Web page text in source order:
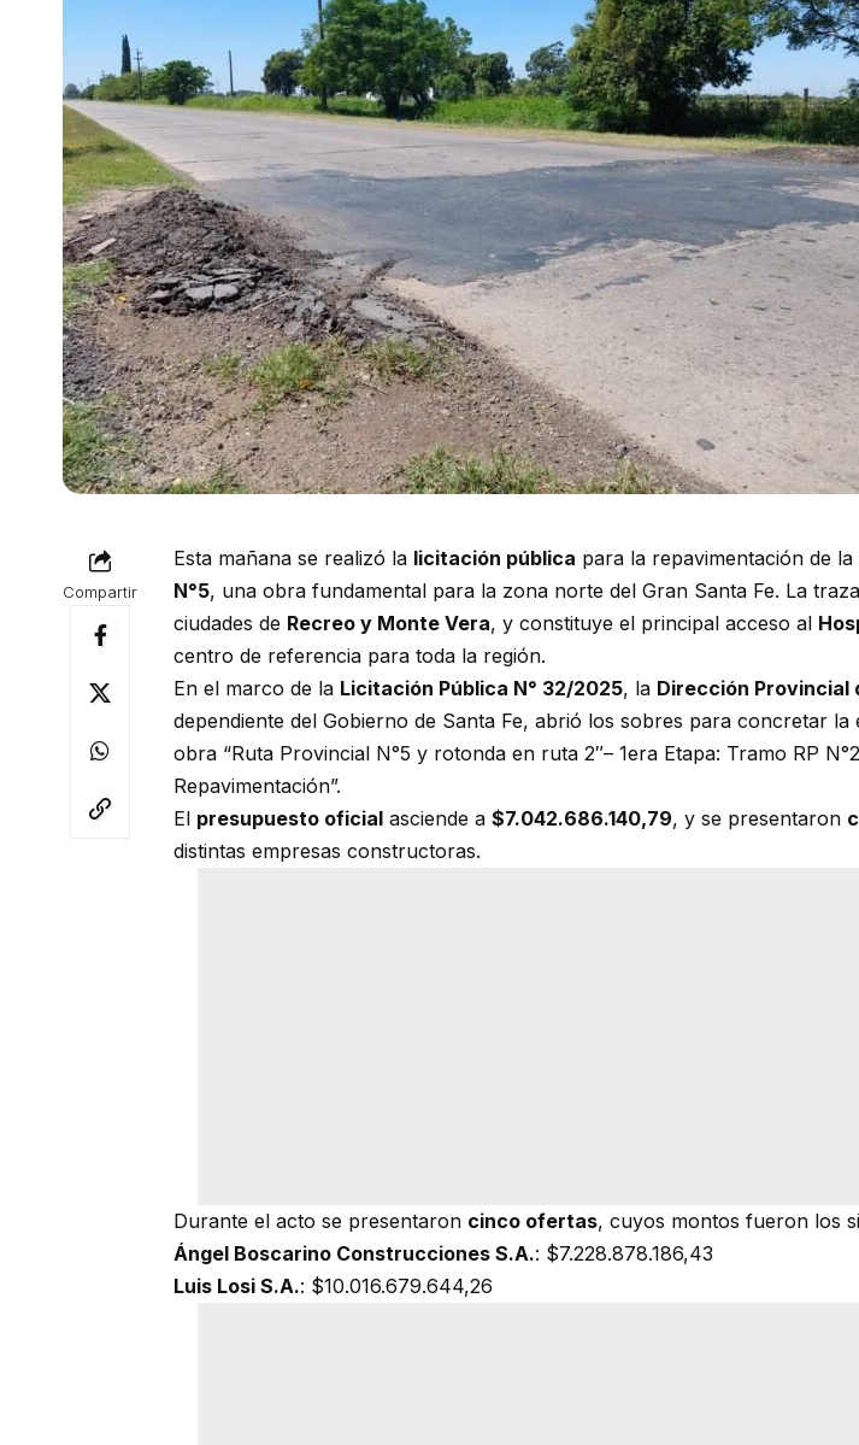
Compartir
Esta mañana se realizó la licitación pública para la repavimentación de la
N°5, una obra fundamental para la zona norte del Gran Santa Fe. La
ciudades de Recreo y Monte Vera, y constituye el principal acceso al
centro de referencia para toda la región.
En el marco de la Licitación Pública N° 32/2025, la Dirección Provincial
dependiente del Gobierno de Santa Fe, abrió los sobres para concretar la
obra “Ruta Provincial N°5 y rotonda en ruta 2″– 1era Etapa: Tramo RP
Repavimentación”.
El presupuesto oficial asciende a $7.042.686.140,79, y se presentaron
distintas empresas constructoras.
Durante el acto se presentaron cinco ofertas, cuyos montos fueron los
Ángel Boscarino Construcciones S.A.: $7.228.878.186,43
Luis Losi S.A.: $10.016.679.644,26